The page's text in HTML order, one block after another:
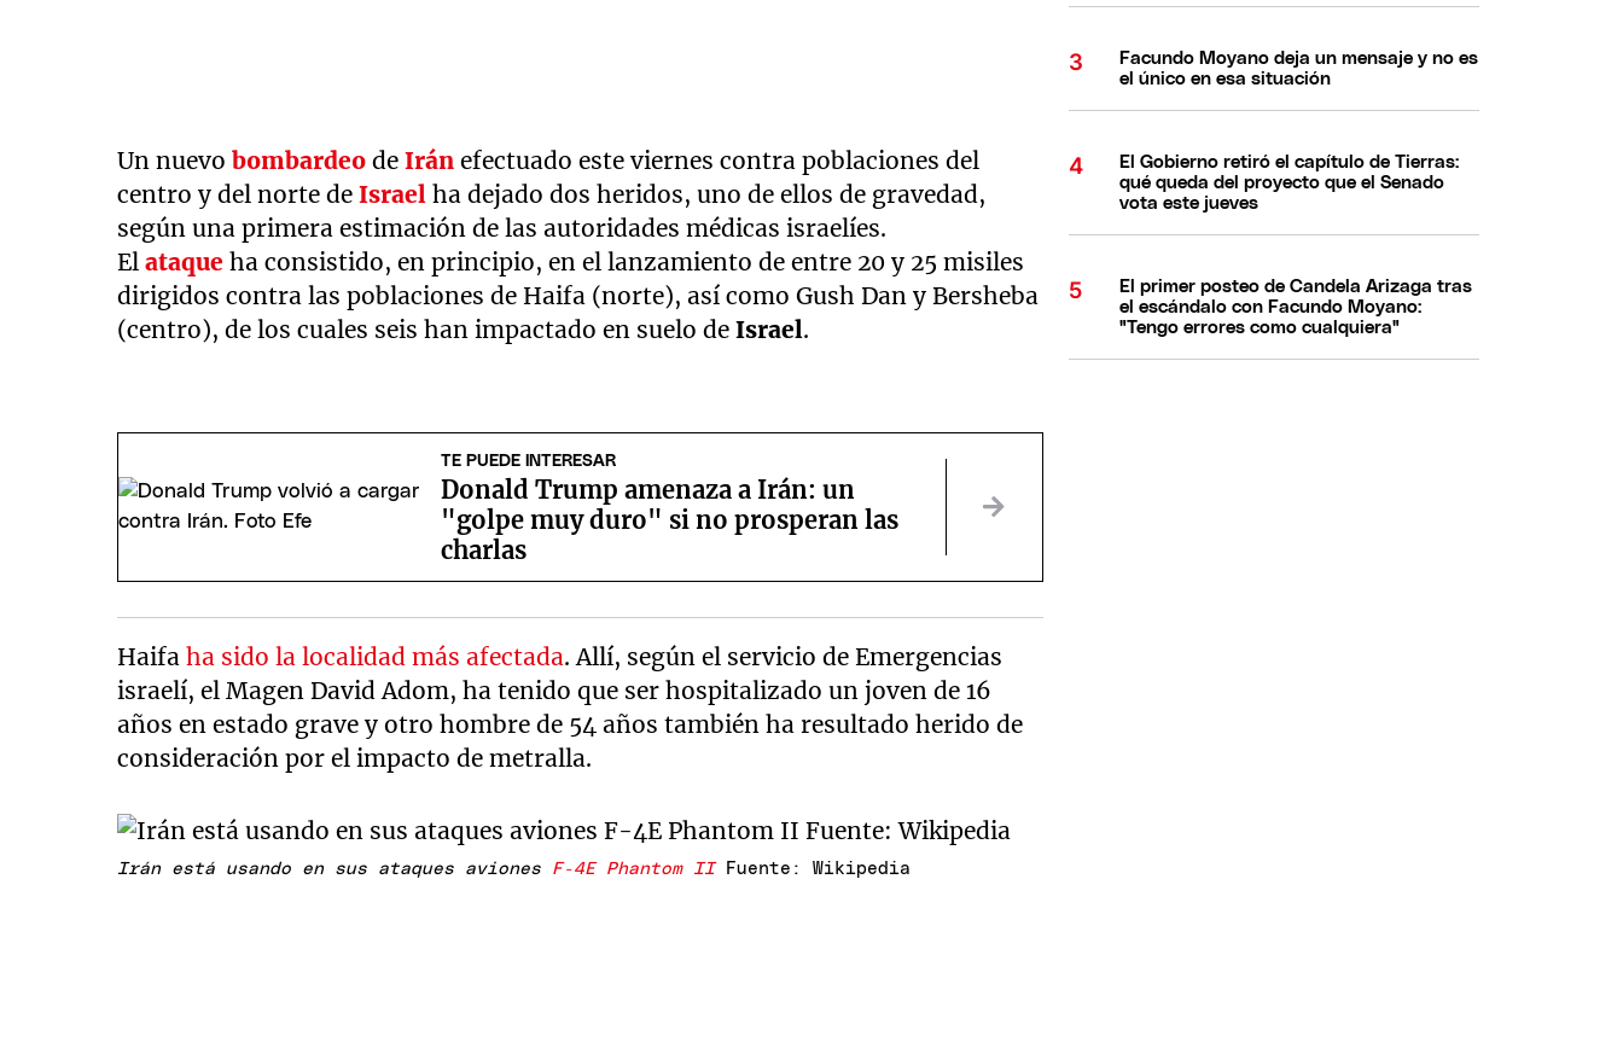
Un nuevobombardeo deIrán efectuado este viernes contra poblaciones del
centro y del norte deIsrael ha dejado dos heridos, uno de ellos de gravedad,
según una primera estimación de las autoridades médicas israelíes.
Elataque ha consistido, en principio, en el lanzamiento de entre 20 y 25 misiles
dirigidos contra las poblaciones de Haifa (norte), así como Gush Dan y Bersheba
(centro), de los cuales seis han impactado en suelo deIsrael.
TE PUEDE INTERESAR
Donald Trump amenaza a Irán: un
"golpe muy duro" si no prosperan las
charlas
Haifaha sido la localidad más afectada. Allí, según el servicio de Emergencias
israelí, el Magen David Adom, ha tenido que ser hospitalizado un joven de 16
años en estado grave y otro hombre de 54 años también ha resultado herido de
consideración por el impacto de metralla.
Irán está usando en sus ataques aviones F-4E Phantom IIFuente: Wikipedia
Facundo Moyano deja un mensaje y no es
el único en esa situación
El Gobierno retiró el capítulo de Tierras:
qué queda del proyecto que el Senado
vota este jueves
El primer posteo de Candela Arizaga tras
el escándalo con Facundo Moyano:
"Tengo errores como cualquiera"